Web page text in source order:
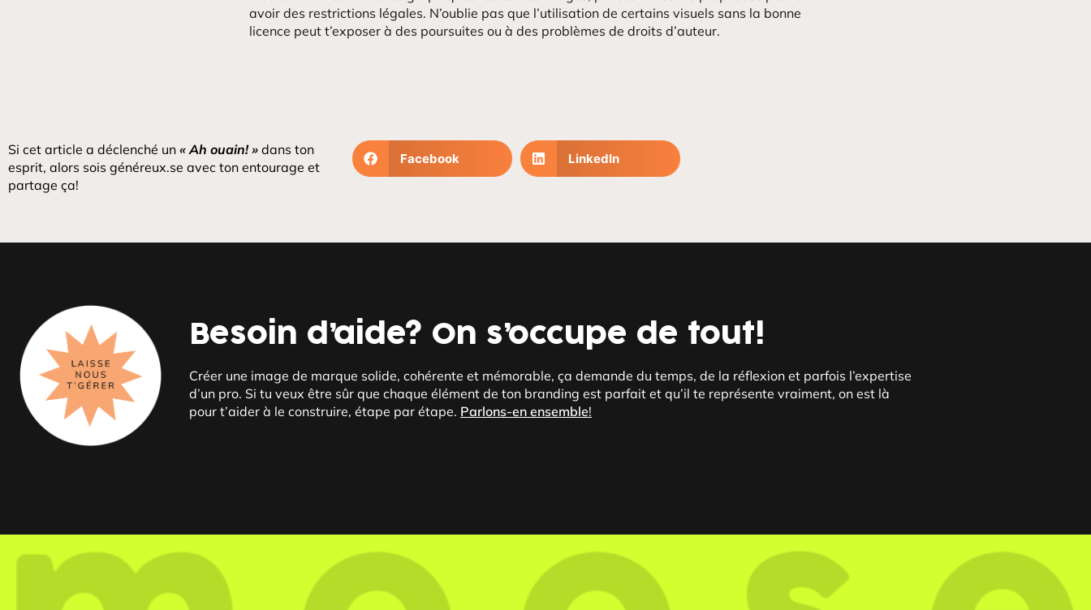
avoir des restrictions légales. N’oublie pas que l’utilisation de certains visuels sans la bonne
licence peut t’exposer à des poursuites ou à des problèmes de droits d’auteur.
Si cet article a déclenché un « Ah ouain! » dans ton
esprit, alors sois généreux.se avec ton entourage et
partage ça!
Facebook LinkedIn
Besoin d’aide? On s’occupe de tout!
Créer une image de marque solide, cohérente et mémorable, ça demande du temps, de la réflexion et parfois l’expertise
d’un pro. Si tu veux être sûr que chaque élément de ton branding est parfait et qu’il te représente vraiment, on est là
pour t’aider à le construire, étape par étape. Parlons-en ensemble!